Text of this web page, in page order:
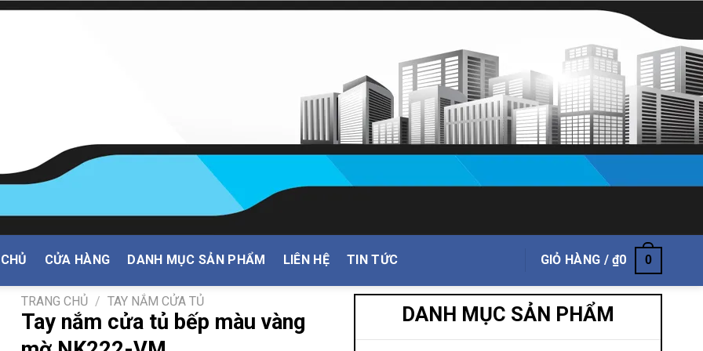
CỬA HÀNG DANH MỤC SẢN PHẨM LIÊN HỆ TIN TỨC GIỎ HÀNG /₫0 0
TRANG CHỦ / TAY NẮM CỬA TỦ
Tay nắm cửa tủ bếp màu vàng
DANH MỤC SẢN PHẨM